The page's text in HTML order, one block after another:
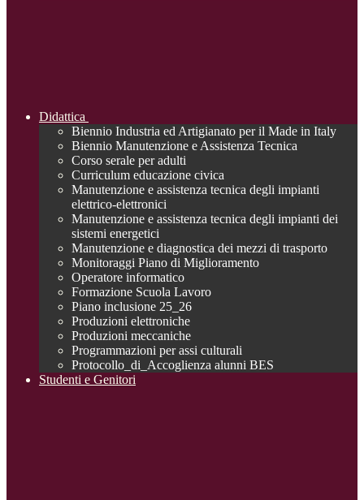
Didattica
Biennio Industria ed Artigianato per il Made in Italy
Biennio Manutenzione e Assistenza Tecnica
Corso serale per adulti
Curriculum educazione civica
Manutenzione e assistenza tecnica degli impianti
elettrico-elettronici
Manutenzione e assistenza tecnica degli impianti dei
sistemi energetici
Manutenzione e diagnostica dei mezzi di trasporto
Monitoraggi Piano di Miglioramento
Operatore informatico
Formazione Scuola Lavoro
Piano inclusione 25_26
Produzioni elettroniche
Produzioni meccaniche
Programmazioni per assi culturali
Protocollo_di_Accoglienza alunni BES
Studenti e Genitori